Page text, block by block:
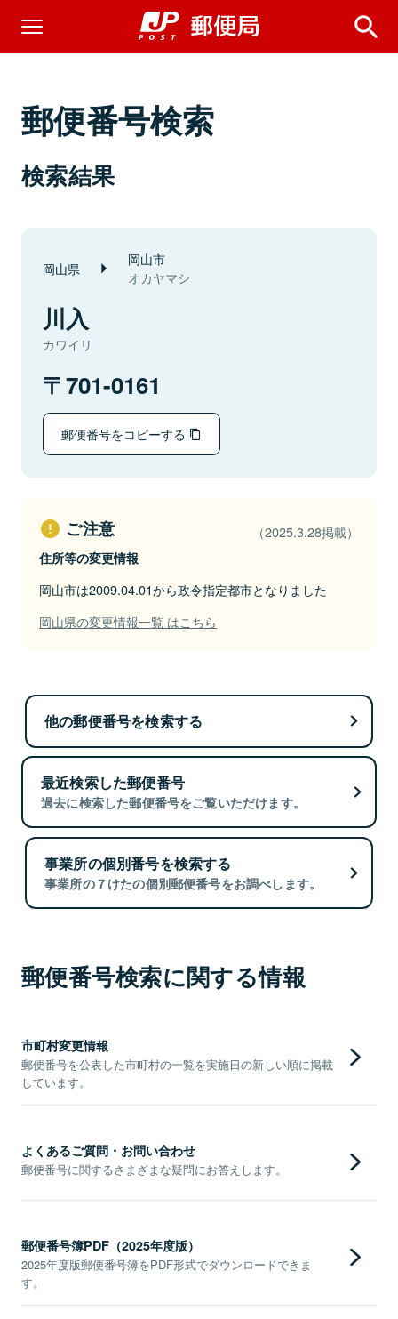
郵便番号検索
検索結果
岡山県 岡山市
オカヤマシ
川入
カワイリ
701-0161
郵便番号をコピーする
ご注意 （2025.3.28掲載）
住所等の変更情報
岡山市は2009.04.01から政令指定都市となりました
岡山県の変更情報一覧 はこちら
他の郵便番号を検索する
最近検索した郵便番号
過去に検索した郵便番号をご覧いただけます。
事業所の個別番号を検索する
事業所の７けたの個別郵便番号をお調べします。
郵便番号検索に関する情報
市町村変更情報
郵便番号を公表した市町村の一覧を実施日の新しい順に掲載
しています。
よくあるご質問・お問い合わせ
郵便番号に関するさまざまな疑問にお答えします。
郵便番号簿PDF（2025年度版）
2025年度版郵便番号簿をPDF形式でダウンロードできま
す。